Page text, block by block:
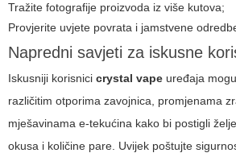
Tražite fotografije proizvoda iz više kutova;
Provjerite uvjete povrata i jamstvene
Napredni savjeti za iskusne
Iskusniji korisnici crystal vape uređaja
različitim otporima zavojnica, promjenama
mješavinama e-tekućina kako bi postigli
okusa i količine pare. Uvijek poštujte